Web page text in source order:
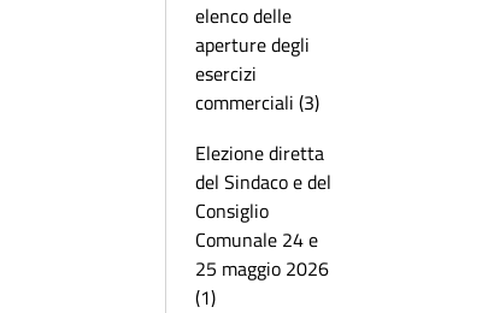
elenco delle
aperture degli
esercizi
commerciali (3)
Elezione diretta
del Sindaco e del
Consiglio
Comunale 24 e
25 maggio 2026
(1)